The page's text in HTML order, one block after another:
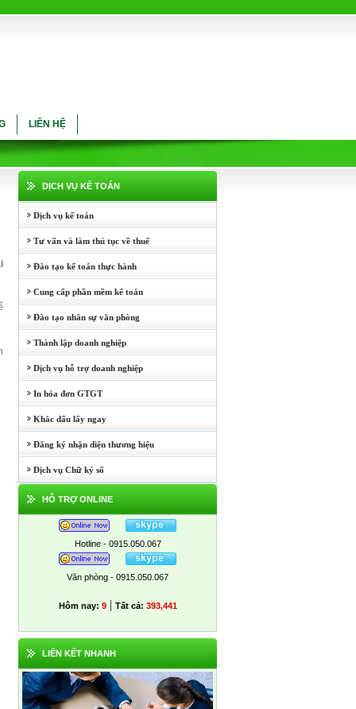
LIÊN HỆ
DỊCH VỤ KẾ TOÁN
Dịch vụ kế toán
Tư vấn và làm thủ tục về thuế
Đào tạo kế toán thực hành
Cung cấp phần mềm kế toán
Đào tạo nhân sự văn phòng
Thành lập doanh nghiệp
Dịch vụ hỗ trợ doanh nghiệp
In hóa đơn GTGT
Khắc dấu lấy ngay
Đăng ký nhận diện thương hiệu
Dịch vụ Chữ ký số
HỖ TRỢ ONLINE
Hotline - 0915.050.067
Văn phòng - 0915.050.067
Hôm nay: 9| Tất cả: 393,441
LIÊN KẾT NHANH